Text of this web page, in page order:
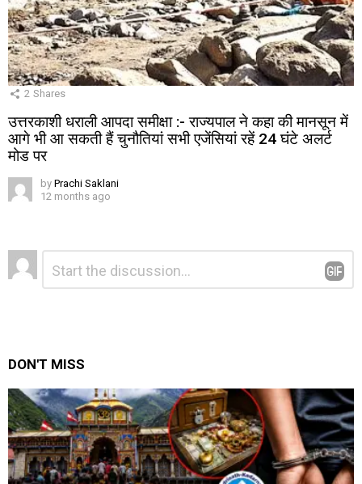
2 Shares
उत्तरकाशी धराली आपदा समीक्षा :- राज्यपाल ने कहा की मानसून में
आगे भी आ सकती हैं चुनौतियां सभी एजेंसियां रहें 24 घंटे अलर्ट
मोड पर
by Prachi Saklani
12 months ago
Leave
a
Reply
DON'T MISS